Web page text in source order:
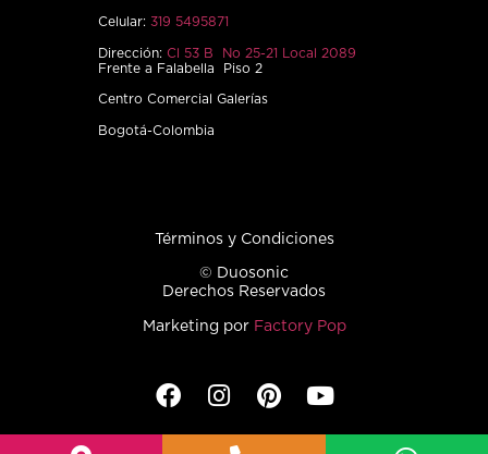
Celular: 319 5495871
Dirección: Cl 53 B No 25-21 Local 2089
Frente a Falabella Piso 2
Centro Comercial Galerías
Bogotá-Colombia
Términos y Condiciones
© Duosonic
Derechos Reservados
Marketing por Factory Pop